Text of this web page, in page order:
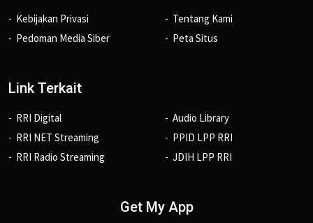
Kebijakan Privasi
Pedoman Media Siber
Tentang Kami
Peta Situs
Link Terkait
RRI Digital
RRI NET Streaming
RRI Radio Streaming
Audio Library
PPID LPP RRI
JDIH LPP RRI
Get My App